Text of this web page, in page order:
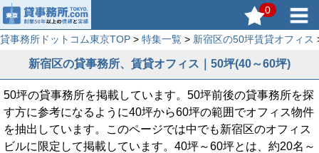
0
貸事務所ドットコム東京TOP > 特集一覧 > 新宿区の50坪賃貸オフィス
新宿区の貸事務所、賃貸オフィス｜50坪(40～60坪)
50坪の貸事務所を掲載しています。50坪前後の貸事務所を探
す方に参考になるように40坪から60坪の範囲でオフィス物件
を抽出しています。このページでは中でも新宿区のオフィス
ビルに限定して掲載しています。40坪～60坪とは、約20名～